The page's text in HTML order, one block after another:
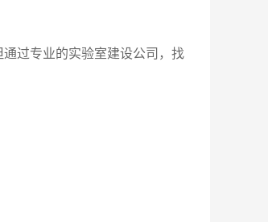
过专业的实验室建设公司，找